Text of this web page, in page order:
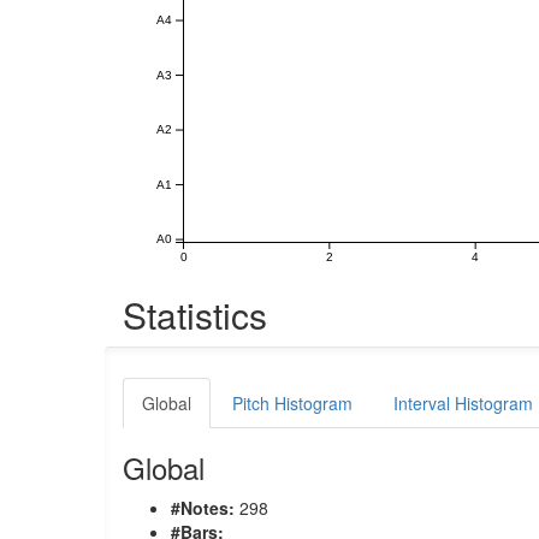
A0
A1
A2
A3
A4
0 2 4
Statistics
Global Pitch Histogram Interval Histogram
Global
#Notes: 298
#Bars: